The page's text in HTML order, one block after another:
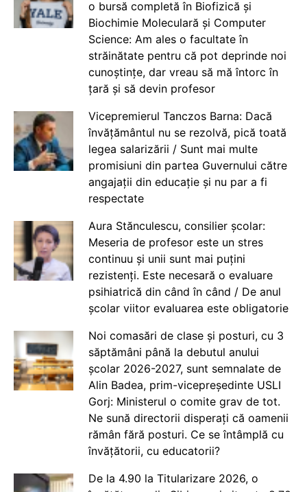
o bursă completă în Biofizică și
Biochimie Moleculară și Computer
Science: Am ales o facultate în
străinătate pentru că pot deprinde noi
cunoștințe, dar vreau să mă întorc în
țară și să devin profesor
Vicepremierul Tanczos Barna: Dacă
învățământul nu se rezolvă, pică toată
legea salarizării / Sunt mai multe
promisiuni din partea Guvernului către
angajații din educație și nu par a fi
respectate
Aura Stănculescu, consilier școlar:
Meseria de profesor este un stres
continuu și unii sunt mai puțini
rezistenți. Este necesară o evaluare
psihiatrică din când în când / De anul
școlar viitor evaluarea este obligatorie
Noi comasări de clase și posturi, cu 3
săptămâni până la debutul anului
școlar 2026-2027, sunt semnalate de
Alin Badea, prim-vicepreședinte USLI
Gorj: Ministerul o comite grav de tot.
Ne sună directorii disperați că oamenii
rămân fără posturi. Ce se întâmplă cu
învățătorii, cu educatorii?
De la 4.90 la Titularizare 2026, o